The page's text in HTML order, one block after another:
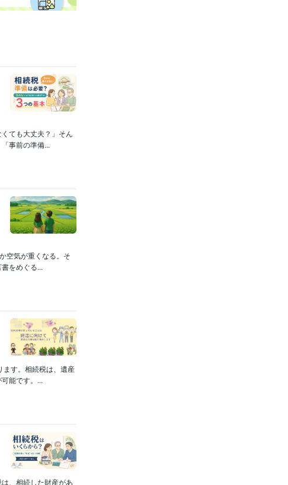
ても大丈夫？」そん
事前の準備...
空気が重くなる。そ
をめぐる...
す。相続税は、遺産
能です。...
、相続した財産があ